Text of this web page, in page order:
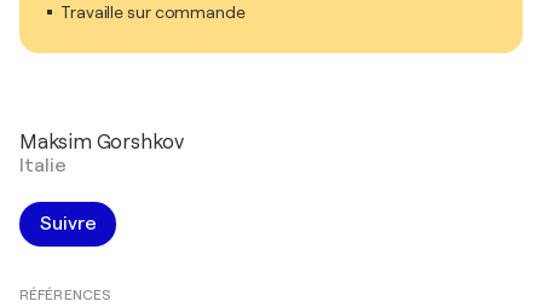
Travaille sur commande
Maksim Gorshkov
Italie
Suivre
RÉFÉRENCES